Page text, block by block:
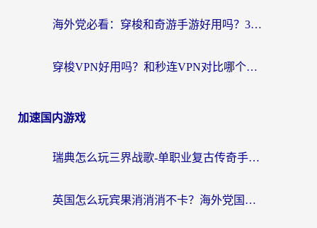
海外党必看：穿梭和奇游手游好用吗？3步选对回国加速器，流畅看CCTV5海外直播
穿梭VPN好用吗？和秒连VPN对比哪个回国效果更好？海外党亲测实用指南
加速国内游戏
瑞典怎么玩三界战歌-单职业复古传奇手游？海外党国服游戏加速终极指南
英国怎么玩宾果消消消不卡？海外党国服游戏加速终极攻略（附守望第九大陆解决办法）